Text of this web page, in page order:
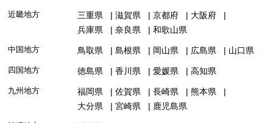
近畿地方 三重県 滋賀県 京都府
大阪府
兵庫県
奈良県 和歌山県
中国地方 鳥取県 島根県 岡山県 広島県 山口県
四国地方 徳島県 香川県 愛媛県 高知県
九州地方 福岡県 佐賀県 長崎県
熊本県
大分県
宮崎県 鹿児島県